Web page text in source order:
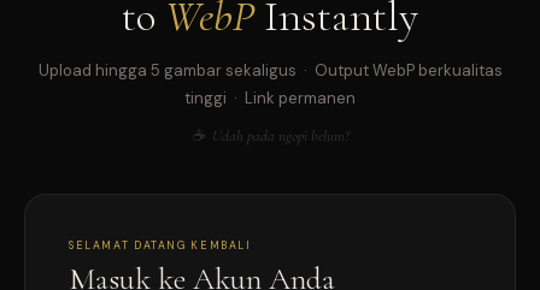
to WebPInstantly
Upload hingga 5 gambar sekaligus · Output WebP berkualitas
tinggi · Link permanen
☕ Udah pada ngopi belum?
SELAMAT DATANG KEMBALI
Masuk ke Akun Anda